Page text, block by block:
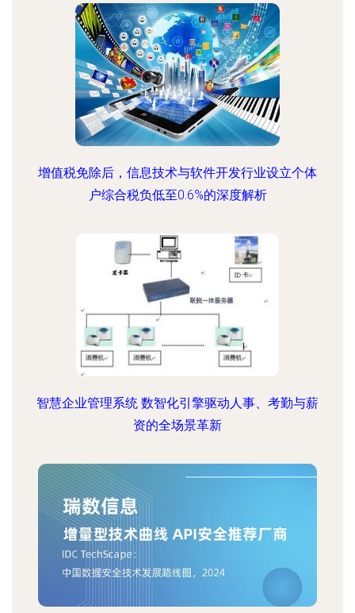
增值税免除后，信息技术与软件开发行业设立个体
户综合税负低至0.6%的深度解析
智慧企业管理系统 数智化引擎驱动人事、考勤与薪
资的全场景革新